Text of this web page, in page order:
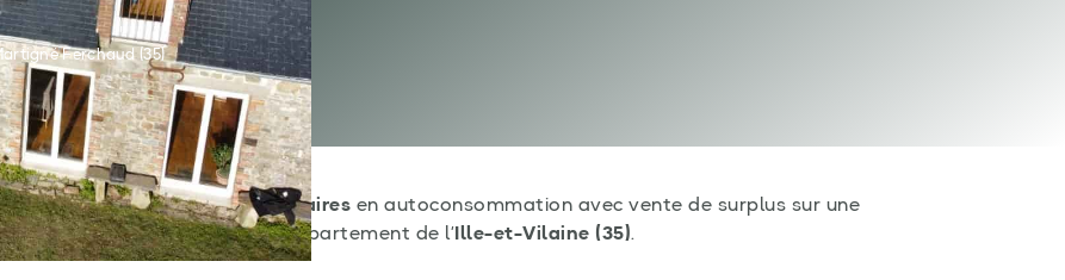
Ferchaud (35)
unepose de panneaux solaires en autoconsommation avec vente de surplus sur une
à proximité de Janzé, dans le département de l’ Ille-et-Vilaine (35).